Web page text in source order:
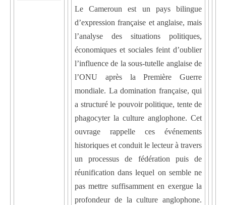
Le Cameroun est un pays bilingue
d’expression française et anglaise, mais
l’analyse des situations politiques,
économiques et sociales feint d’oublier
l’influence de la sous-tutelle anglaise de
l’ONU après la Première Guerre
mondiale. La domination française, qui
a structuré le pouvoir politique, tente de
phagocyter la culture anglophone. Cet
ouvrage rappelle ces événements
historiques et conduit le lecteur à travers
un processus de fédération puis de
réunification dans lequel on semble ne
pas mettre suffisamment en exergue la
profondeur de la culture anglophone.